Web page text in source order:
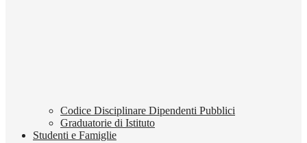
Codice Disciplinare Dipendenti Pubblici
Graduatorie di Istituto
Studenti e Famiglie